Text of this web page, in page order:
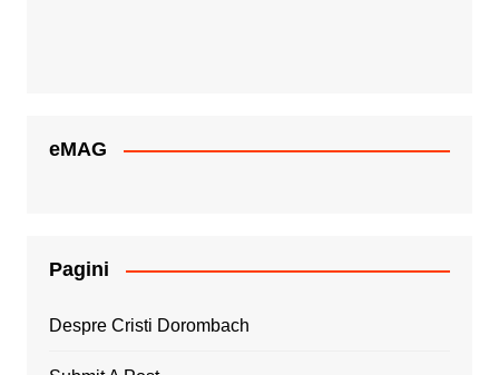
eMAG
Pagini
Despre Cristi Dorombach